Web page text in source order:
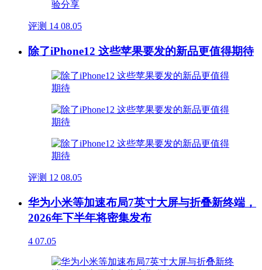
评测 14 08.05
除了iPhone12 这些苹果要发的新品更值得期待
评测 12 08.05
华为小米等加速布局7英寸大屏与折叠新终端，
2026年下半年将密集发布
4 07.05